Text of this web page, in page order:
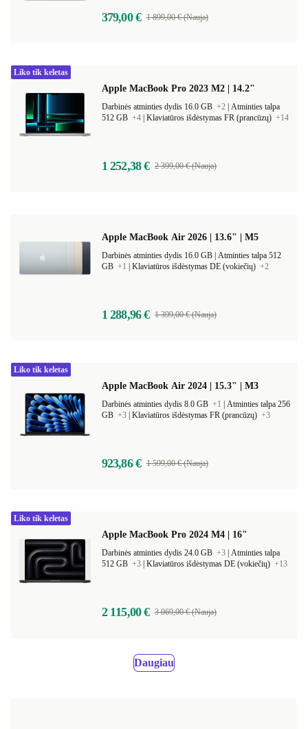
379,00 € 1 899,00 € (Nauja)
Apple MacBook Pro 2023 M2 | 14.2"
Darbinės atminties dydis 16.0 GB +2 Atminties talpa
512 GB +4 Klaviatūros išdėstymas FR (prancūzų) +14
1 252,38 € 2 399,00 € (Nauja)
Liko tik keletas
Apple MacBook Air 2026 | 13.6" | M5
Atminties talpa 512
GB +1 Klaviatūros išdėstymas DE (vokiečių) +2
1 288,96 € 1 399,00 € (Nauja)
Apple MacBook Air 2024 | 15.3" | M3
Darbinės atminties dydis 8.0 GB +1
Atminties talpa 256
GB +3 Klaviatūros išdėstymas FR (prancūzų) +3
923,86 € 1 599,00 € (Nauja)
Liko tik keletas
Apple MacBook Pro 2024 M4 | 16"
Darbinės atminties dydis 24.0 GB +3 Atminties talpa
512 GB +3 Klaviatūros išdėstymas DE (vokiečių) +13
2 115,00 € 3 069,00 € (Nauja)
Liko tik keletas
Daugiau